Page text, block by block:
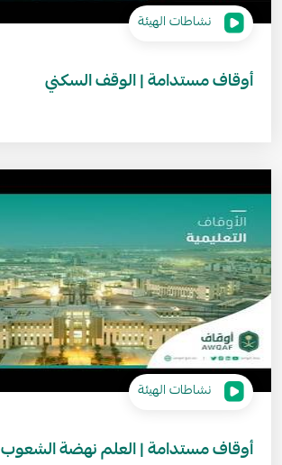
نشاطات الهيئة
أوقاف مستدامة | الوقف السكني
نشاطات الهيئة
أوقاف مستدامة | العلم نهضة الشعوب